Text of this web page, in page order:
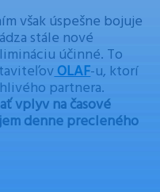
však úspešne bojuje
stále nové
účinné. To
OLAF-u, ktorí
partnera.
vplyv na časové
denne precleného